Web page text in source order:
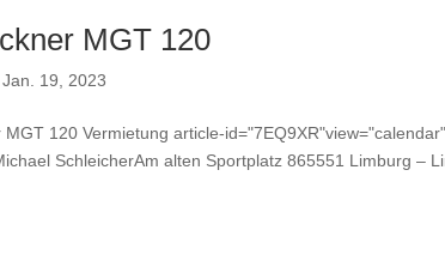
MGT 120
Jan. 19, 2023
MGT 120 Vermietung article-
SchleicherAm alten Sportplatz 865551 Limburg –